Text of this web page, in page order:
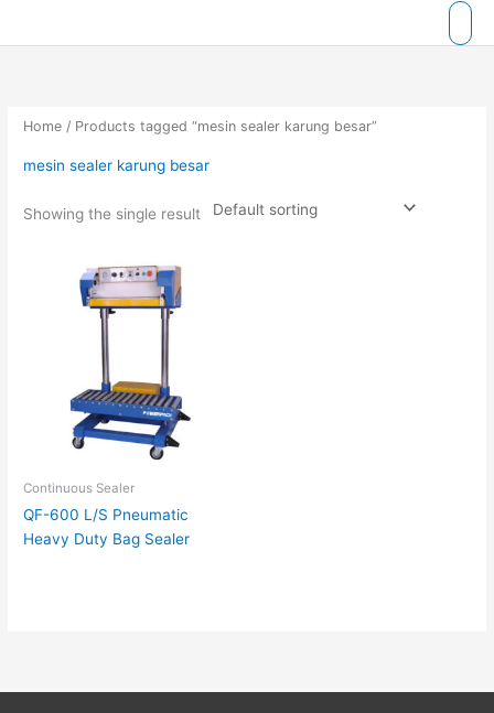
Home / Products tagged “mesin sealer karung besar”
mesin sealer karung besar
Showing the single result
Continuous Sealer
QF-600 L/S Pneumatic
Heavy Duty Bag Sealer